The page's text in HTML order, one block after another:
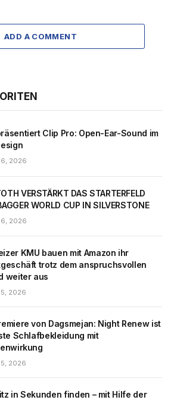
ADD A COMMENT
Clip Pro: Open-Ear-Sound im
2026
VERSTÄRKT DAS STARTERFELD
WORLD CUP IN SILVERSTONE
2026
KMU bauen mit Amazon ihr
trotz dem anspruchsvollen
weiter aus
2026
von Dagsmejan: Night Renew ist
Schlafbekleidung mit
2026
in Sekunden finden – mit Hilfe der